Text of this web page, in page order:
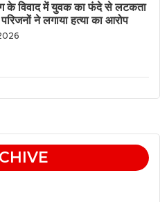
के विवाद में युवक का फंदे से लटकता
ने लगाया हत्या का आरोप